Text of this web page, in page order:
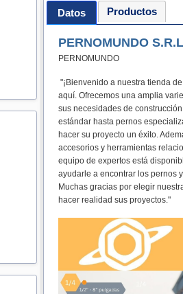
Datos Productos
PERNOMUNDO
PERNOMUNDO
"¡Bienvenido a nuestra tienda
aquí. Ofrecemos una amplia
sus necesidades de
estándar hasta pernos
hacer su proyecto un éxito.
accesorios y herramientas
equipo de expertos está
ayudarle a encontrar los pernos
Muchas gracias por elegir
hacer realidad sus proyectos."